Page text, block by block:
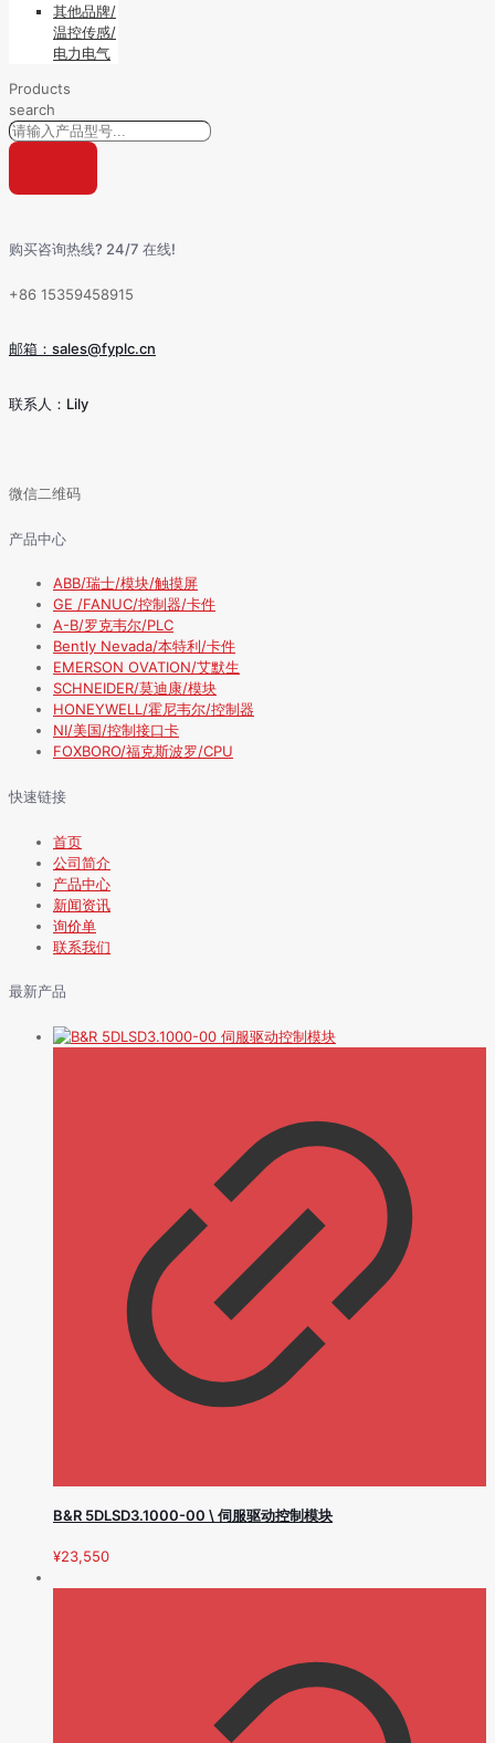
其他品牌/
温控传感/
电力电气
Products
search
购买咨询热线? 24/7 在线!
+86 15359458915
邮箱：sales@fyplc.cn
联系人：Lily
微信二维码
产品中心
ABB/瑞士/模块/触摸屏
GE /FANUC/控制器/卡件
A-B/罗克韦尔/PLC
Bently Nevada/本特利/卡件
EMERSON OVATION/艾默生
SCHNEIDER/莫迪康/模块
HONEYWELL/霍尼韦尔/控制器
NI/美国/控制接口卡
FOXBORO/福克斯波罗/CPU
快速链接
首页
公司简介
产品中心
新闻资讯
询价单
联系我们
最新产品
B&R 5DLSD3.1000-00 \ 伺服驱动控制模块
¥23,550